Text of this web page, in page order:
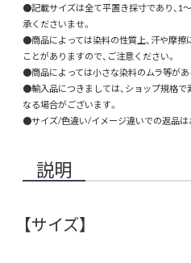
●記載サイズは全て平置き採寸であり、1
承くださいませ。
●商品によっては染料の性質上、汗や摩擦
ことがありますので、ご注意ください。
●商品によっては小さな染料のムラ等があ
●輸入品につきましては、ショップ規格
なる場合がございます。
●サイズ/色違い/イメージ違いでの返品は
説明
【サイズ】